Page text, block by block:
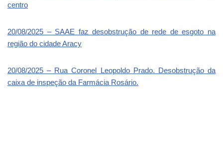
centro
20/08/2025 – SAAE faz desobstrução de rede de esgoto na
região do cidade Aracy
20/08/2025 – Rua Coronel Leopoldo Prado. Desobstrução da
caixa de inspeção da Farmácia Rosário.